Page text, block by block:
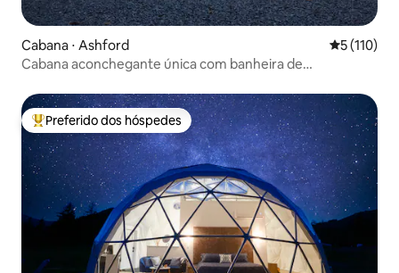
Cabana ⋅ Ashford 5 de uma
5 (110)
Cabana aconchegante única com banheira de
Entre os melhores preferidos dos hóspedes
Preferido dos hóspedes